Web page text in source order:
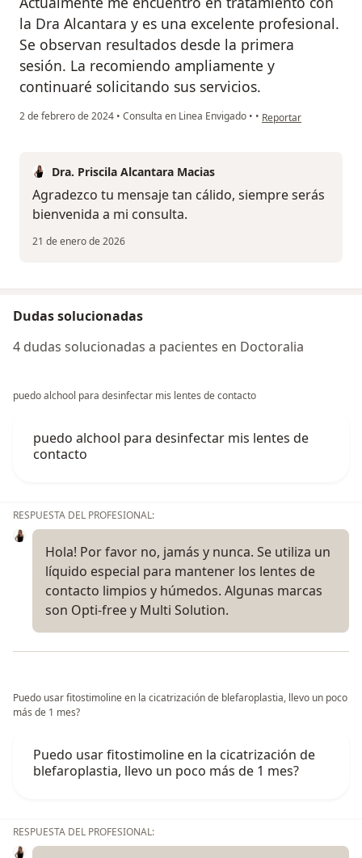
la Dra Alcantara y es una excelente profesional.
Se observan resultados desde la primera
sesión. La recomiendo ampliamente y
continuaré solicitando sus servicios.
2 de febrero de 2024 • Consulta en Linea Envigado • • en opinión del
Reportar
Dra. Priscila Alcantara Macias
Agradezco tu mensaje tan cálido, siempre serás
bienvenida a mi consulta.
21 de enero de 2026
Dudas solucionadas
4 dudas solucionadas a pacientes en Doctoralia
puedo alchool para desinfectar mis lentes de contacto
puedo alchool para desinfectar mis lentes de
contacto
RESPUESTA DEL PROFESIONAL:
Hola! Por favor no, jamás y nunca. Se utiliza un
líquido especial para mantener los lentes de
contacto limpios y húmedos. Algunas marcas
son Opti-free y Multi Solution.
Puedo usar fitostimoline en la cicatrización de blefaroplastia, llevo un poco
más de 1 mes?
Puedo usar fitostimoline en la cicatrización de
blefaroplastia, llevo un poco más de 1 mes?
RESPUESTA DEL PROFESIONAL: